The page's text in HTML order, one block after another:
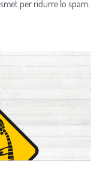
per ridurre lo spam.